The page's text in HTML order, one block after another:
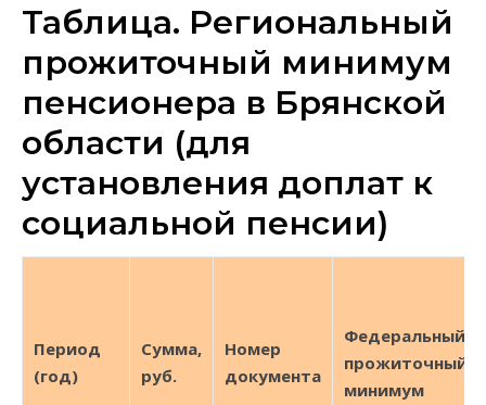
Таблица. Региональный
прожиточный минимум
пенсионера в Брянской
области (для
установления доплат к
социальной пенсии)
Период
(год)
Сумма,
руб.
Номер
документа
Федеральный
прожиточный
минимум